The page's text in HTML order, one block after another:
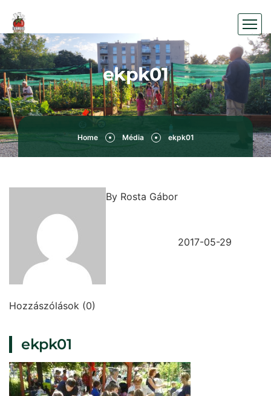
ekpk01
Home Média ekpk01
By Rosta Gábor
2017-05-29
Hozzászólások (0)
ekpk01